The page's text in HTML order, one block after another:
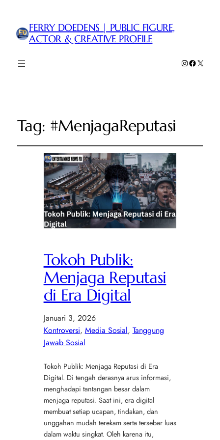
FERRY DOEDENS | PUBLIC FIGURE,
ACTOR & CREATIVE PROFILE
Instagram
Facebook
X
Tag: #MenjagaReputasi
Tokoh Publik:
Menjaga Reputasi
di Era Digital
Januari 3, 2026
Kontroversi, Media Sosial, Tanggung
Jawab Sosial
Tokoh Publik: Menjaga Reputasi di Era
Digital. Di tengah derasnya arus informasi,
menghadapi tantangan besar dalam
menjaga reputasi. Saat ini, era digital
membuat setiap ucapan, tindakan, dan
unggahan mudah terekam serta tersebar luas
dalam waktu singkat. Oleh karena itu,